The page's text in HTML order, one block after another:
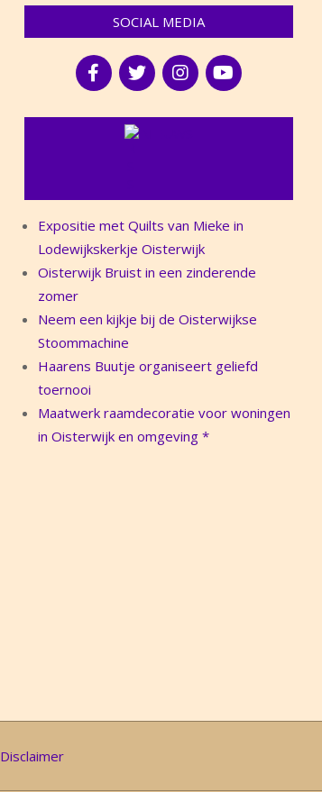
SOCIAL MEDIA
Expositie met Quilts van Mieke in
Lodewijkskerkje Oisterwijk
Oisterwijk Bruist in een zinderende
zomer
Neem een kijkje bij de Oisterwijkse
Stoommachine
Haarens Buutje organiseert geliefd
toernooi
Maatwerk raamdecoratie voor woningen
in Oisterwijk en omgeving *
Disclaimer